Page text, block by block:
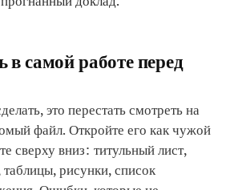
в самой работе перед
это перестать смотреть на
файл. Откройте его как чужой
сверху вниз: титульный лист,
рисунки, список